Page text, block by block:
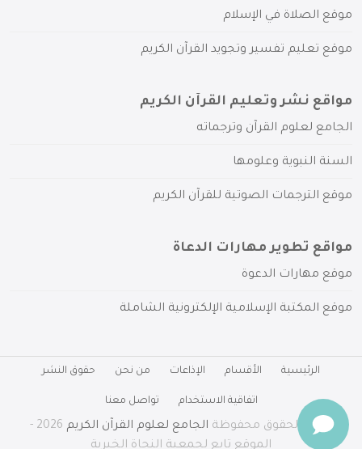
موقع الصلاة في الإسلام
موقع تعليم تفسير وتجويد القرآن الكريم
مواقع نشر وتعليم القرآن الكريم
الجامع لعلوم القرآن وترجماته
السنة النبوية وعلومها
موقع الترجمات الصوتية للقرآن الكريم
مواقع تطوير مهارات الدعاة
موقع مهارات الدعوة
موقع المكتبة الإسلامية الإلكترونية الشاملة
الرئيسية الأقسام الإذاعات من نحن حقوق النشر
اتفاقية الاستخدام تواصل معنا
جميع الحقوق محفوظة الجامع لعلوم القرآن الكريم
2026 -
الموقع تابع لجمعية النجاة الخيرية